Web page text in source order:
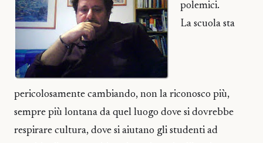
polemici.
La scuola sta
pericolosamente cambiando, non la riconosco più,
sempre più lontana da quel luogo dove si dovrebbe
respirare cultura, dove si aiutano gli studenti ad